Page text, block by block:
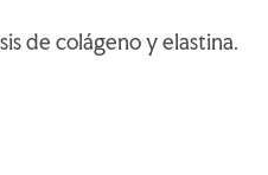
de colágeno y elastina.